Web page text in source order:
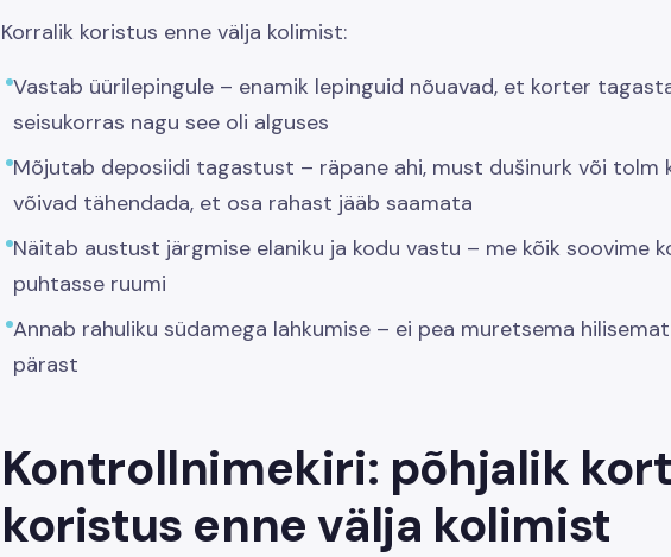
Korralik koristus enne välja kolimist:
Vastab üürilepingule – enamik lepinguid nõuavad, et korter
seisukorras nagu see oli alguses
Mõjutab deposiidi tagastust – räpane ahi, must dušinurk või tolm
võivad tähendada, et osa rahast jääb saamata
Näitab austust järgmise elaniku ja kodu vastu – me kõik soovime
puhtasse ruumi
Annab rahuliku südamega lahkumise – ei pea muretsema
pärast
Kontrollnimekiri: põhjalik
koristus enne välja kolimist